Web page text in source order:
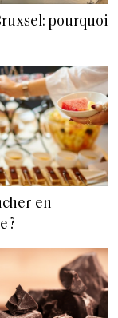
pourquoi
en
?